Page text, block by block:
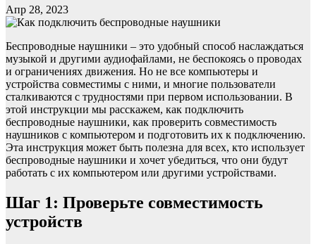
Апр 28, 2023
Беспроводные наушники – это удобный способ наслаждаться
музыкой и другими аудиофайлами, не беспокоясь о проводах
и ограничениях движения. Но не все компьютеры и
устройства совместимы с ними, и многие пользователи
сталкиваются с трудностями при первом использовании. В
этой инструкции мы расскажем, как подключить
беспроводные наушники, как проверить совместимость
наушников с компьютером и подготовить их к подключению.
Эта инструкция может быть полезна для всех, кто использует
беспроводные наушники и хочет убедиться, что они будут
работать с их компьютером или другими устройствами.
Шаг 1: Проверьте совместимость
устройств